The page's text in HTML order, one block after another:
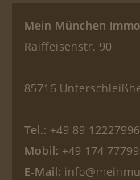
Mein München
Raiffeisenstr. 90
85716
Tel.: +49 89 12227996
Mobil: +49 174
E-Mail: